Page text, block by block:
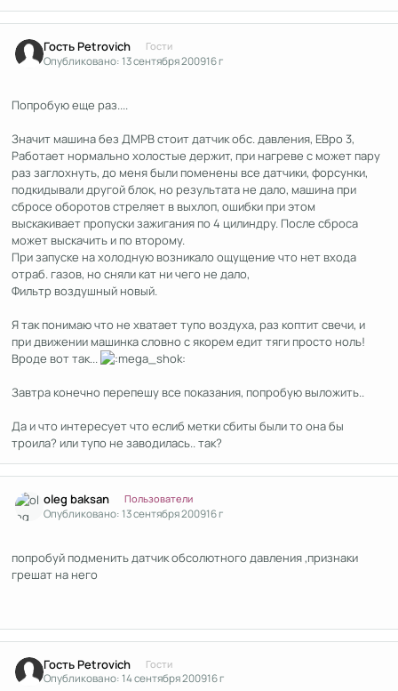
Гость Petrovich Гости
Опубликовано:13 сентября 200916 г
Попробую еще раз....
Значит машина без ДМРВ стоит датчик обс. давления, ЕВро 3,
Работает нормально холостые держит, при нагреве с может пару
раз заглохнуть, до меня были поменены все датчики, форсунки,
подкидывали другой блок, но результата не дало, машина при
сбросе оборотов стреляет в выхлоп, ошибки при этом
выскакивает пропуски зажигания по 4 цилиндру. После сброса
может выскачить и по второму.
При запуске на холодную возникало ощущение что нет входа
отраб. газов, но сняли кат ни чего не дало,
Фильтр воздушный новый.
Я так понимаю что не хватает тупо воздуха, раз коптит свечи, и
при движении машинка словно с якорем едит тяги просто ноль!
Вроде вот так...
Завтра конечно перепешу все показания, попробую выложить..
Да и что интересует что еслиб метки сбиты были то она бы
троила? или тупо не заводилась.. так?
oleg baksan Пользователи
Опубликовано:13 сентября 200916 г
попробуй подменить датчик обсолютного давления ,признаки
грешат на него
Гость Petrovich Гости
Опубликовано:14 сентября 200916 г